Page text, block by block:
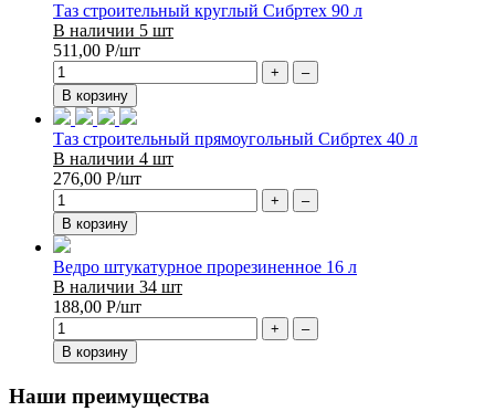
Таз строительный круглый Сибртех 90 л
В наличии 5 шт
511,00 Р/шт
+
–
В корзину
Таз строительный прямоугольный Сибртех 40 л
В наличии 4 шт
276,00 Р/шт
+
–
В корзину
Ведро штукатурное прорезиненное 16 л
В наличии 34 шт
188,00 Р/шт
+
–
В корзину
Наши преимущества